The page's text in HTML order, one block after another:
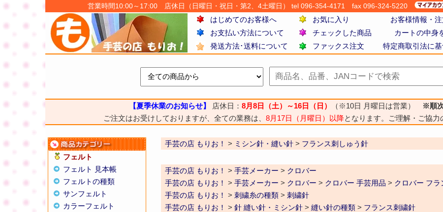
営業時間10:00～17:00 店休日（日曜日・祝日・第2、4土曜日） tel 096-354-4171 fax 096-324-5220
はじめてのお客様へ お気に入り お客様情報・
お支払い方法について チェックした商品
カートの中身
発送方法･送料について
ファックス注文 特定商取引法に
【夏季休業のお知らせ】 店休日： 8月8日（土）～16日（日） （※10日 月曜日は営業）
※順
ご注文はお受けしておりますが、全ての業務は、 8月17日（月曜日）以降となります。ご理解・ご協力
フェルト
フェルト 見本帳
フェルトの種類
サンフェルト
カラーフェルト
手芸の店 もりお！ > ミシン針・縫い針 > フランス刺しゅう針
手芸の店 もりお！ > 手芸メーカー > クロバー
手芸の店 もりお！ > 手芸メーカー > クロバー > クロバー 手芸用品 > クロバー フ
手芸の店 もりお！ > 刺繍糸の種類 > 刺繍針
手芸の店 もりお！ > 針 縫い針・ミシン針 > 縫い針の種類 > フランス刺繍針